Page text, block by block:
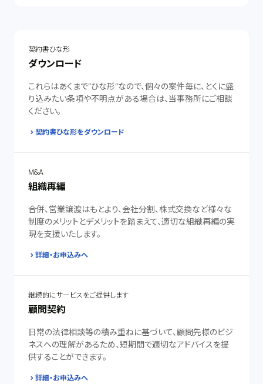
契約書ひな形
ダウンロード
これらはあくまで”ひな形”なので、個々の案件毎に、とくに盛
り込みたい条項や不明点がある場合は、当事務所にご相談
ください。
契約書ひな形をダウンロード
M&A
組織再編
合併、営業譲渡はもとより、会社分割、株式交換など様々な
制度のメリットとデメリットを踏まえて、適切な組織再編の実
現を支援いたします。
詳細・お申込みへ
継続的にサービスをご提供します
顧問契約
日常の法律相談等の積み重ねに基づいて、顧問先様のビジ
ネスへの理解があるため、短期間で適切なアドバイスを提
供することができます。
詳細・お申込みへ